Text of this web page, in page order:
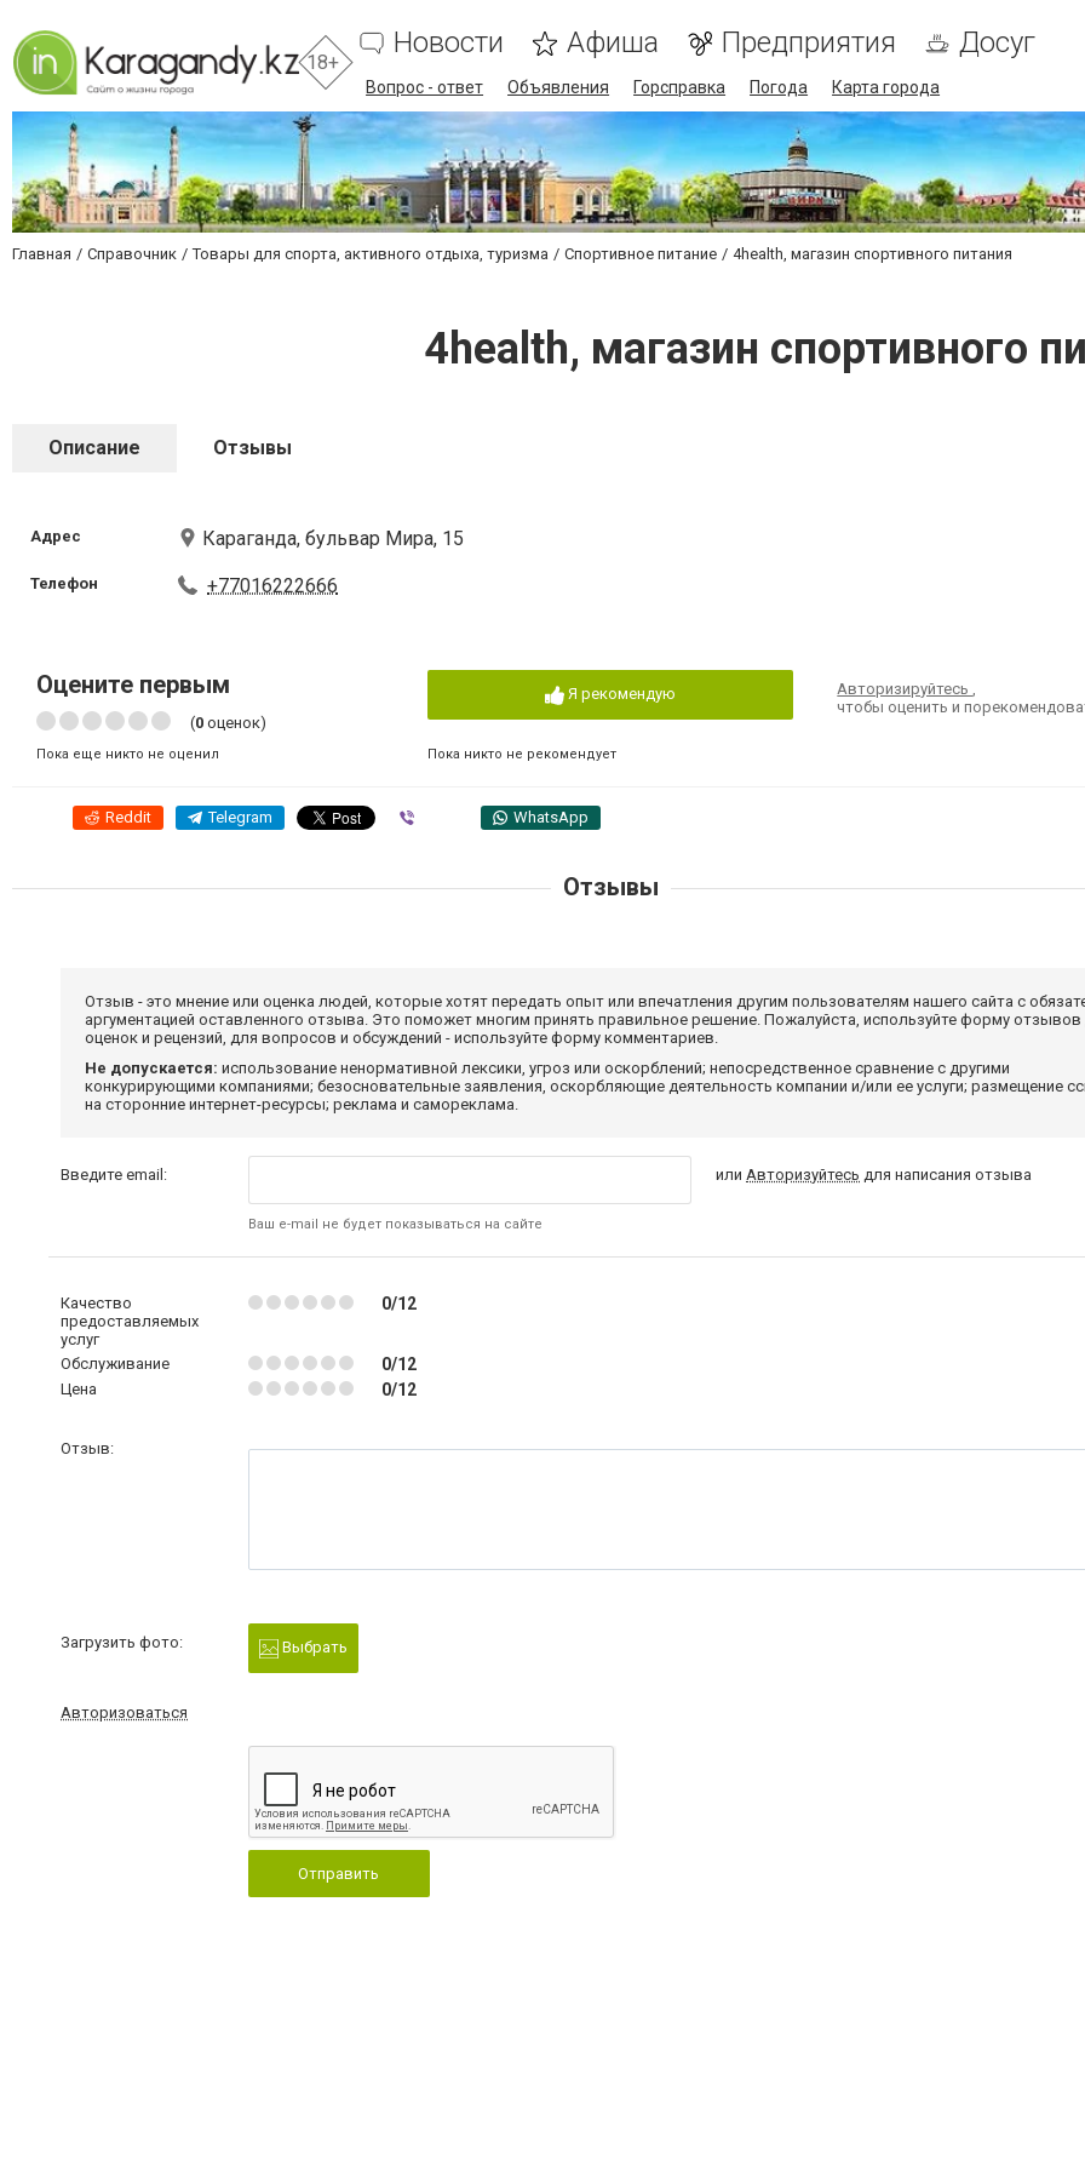
18+
Новости Афиша Предприятия Досуг
Вопрос - ответ Объявления Горсправка Погода Карта города
Главная Справочник Товары для спорта, активного отдыха, туризма Спортивное питание 4health, магазин спортивного питания
4health, магазин спортивного
Описание Отзывы
Адрес Караганда, бульвар Мира, 15
Телефон +77016222666
Оцените первым
(0 оценок)
Пока еще никто не оценил
Я рекомендую
Пока никто не рекомендует
Авторизируйтесь,
чтобы оценить и
Reddit Telegram WhatsApp
Отзывы
Отзыв - это мнение или оценка людей, которые хотят передать опыт или впечатления другим пользователям нашего сайта с
аргументацией оставленного отзыва. Это поможет многим принять правильное решение. Пожалуйста, используйте форму отзывов
оценок и рецензий, для вопросов и обсуждений - используйте форму комментариев.
Не допускается: использование ненормативной лексики, угроз или оскорблений; непосредственное сравнение с другими
конкурирующими компаниями; безосновательные заявления, оскорбляющие деятельность компании и/или ее услуги; размещение
на сторонние интернет-ресурсы; реклама и самореклама.
Введите email:
Ваш e-mail не будет показываться на сайте
илиАвторизуйтесь для написания отзыва
Качество
предоставляемых
услуг
0/12
Обслуживание 0/12
Цена 0/12
Отзыв:
Загрузить фото: Выбрать
Авторизоваться
Отправить